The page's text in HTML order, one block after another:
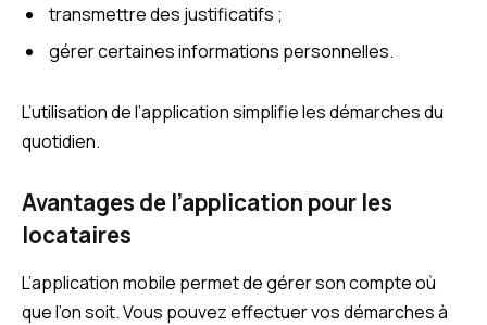
transmettre des justificatifs ;
gérer certaines informations personnelles.
L’utilisation de l’application simplifie les démarches du
quotidien.
Avantages de l’application pour les
locataires
L’application mobile permet de gérer son compte où
que l’on soit. Vous pouvez effectuer vos démarches à